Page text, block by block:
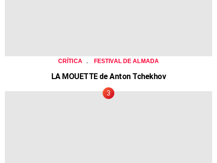
CRÍTICA FESTIVAL DE ALMADA
LA MOUETTE de Anton Tchekhov